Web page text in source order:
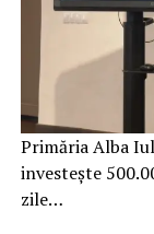
Primăria Alba
investește
zile…